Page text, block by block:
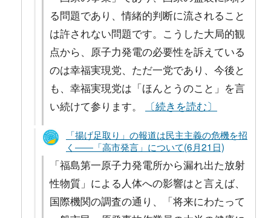
る問題であり、情緒的判断に流されること
は許されない問題です。こうした大局的観
点から、原子力発電の必要性を訴えている
のは幸福実現党、ただ一党であり、今後と
も、幸福実現党は「ほんとうのこと」を言
い続けて参ります。
〔続きを読む〕
「揚げ足取り」の報道は民主主義の危機を招
く――「高市発言」について(6月21日)
「福島第一原子力発電所から漏れ出た放射
性物質」による人体への影響はと言えば、
国際機関の調査の通り、「将来にわたって